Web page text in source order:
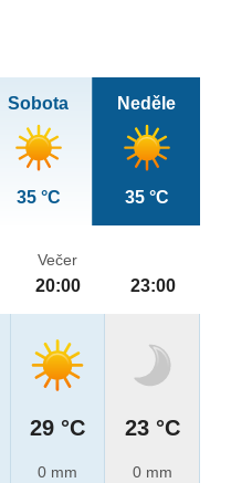
Sobota
35 °C
Neděle
35 °C
Večer
20:00
29 °C
0 mm
23:00
23 °C
0 mm